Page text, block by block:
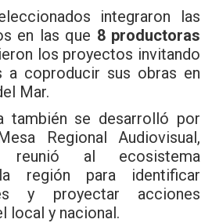
integraron las
en las que 8 productoras
los proyectos invitando
a coproducir sus obras en
Mar.
también se desarrolló por
Regional Audiovisual,
reunió al ecosistema
región para identificar
y proyectar acciones
local y nacional.